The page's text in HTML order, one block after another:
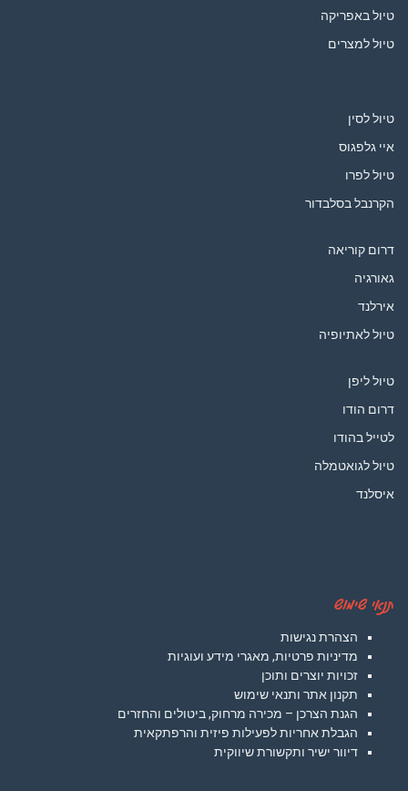
טיול באפריקה
טיול למצרים
טיול לסין
איי גלפגוס
טיול לפרו
הקרנבל בסלבדור
דרום קוריאה
גאורגיה
אירלנד
טיול לאתיופיה
טיול ליפן
דרום הודו
לטייל בהודו
טיול לגואטמלה
איסלנד
תנאי שימוש
הצהרת נגישות
מדיניות פרטיות, מאגרי מידע ועוגיות
זכויות יוצרים ותוכן
תקנון אתר ותנאי שימוש
הגנת הצרכן – מכירה מרחוק, ביטולים והחזרים
הגבלת אחריות לפעילות פיזית והרפתקאית
דיוור ישיר ותקשורת שיווקית